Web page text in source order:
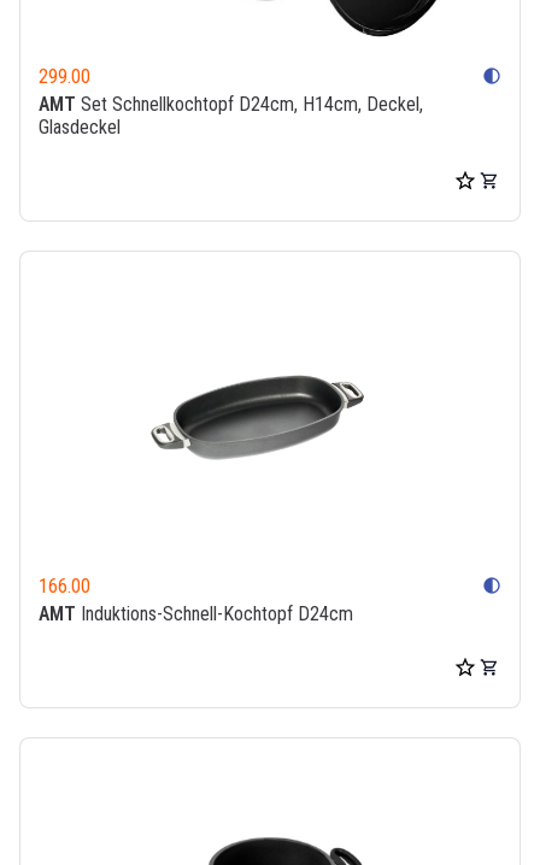
299.00 contrast
AMT Set Schnellkochtopf D24cm, H14cm, Deckel,
Glasdeckel
166.00 contrast
AMT Induktions-Schnell-Kochtopf D24cm